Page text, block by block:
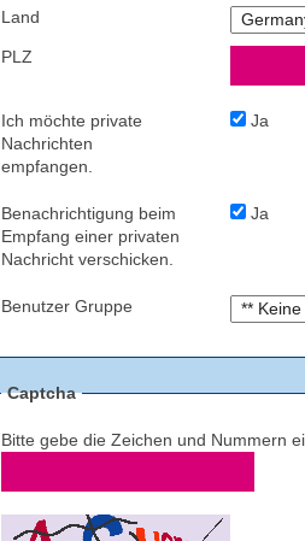
Land
PLZ
Ich möchte private
Nachrichten
empfangen.
Ja
Benachrichtigung beim
Empfang einer privaten
Nachricht verschicken.
Ja
Benutzer Gruppe
Captcha
Bitte gebe die Zeichen und Nummern